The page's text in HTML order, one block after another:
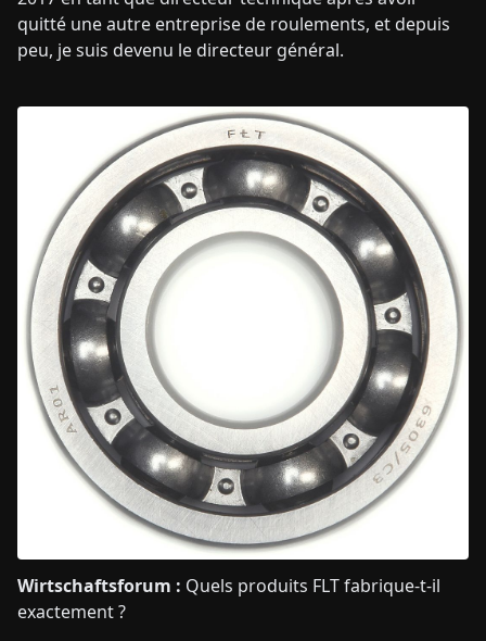
quitté une autre entreprise de roulements, et depuis
peu, je suis devenu le directeur général.
Wirtschaftsforum : Quels produits FLT fabrique-t-il
exactement ?